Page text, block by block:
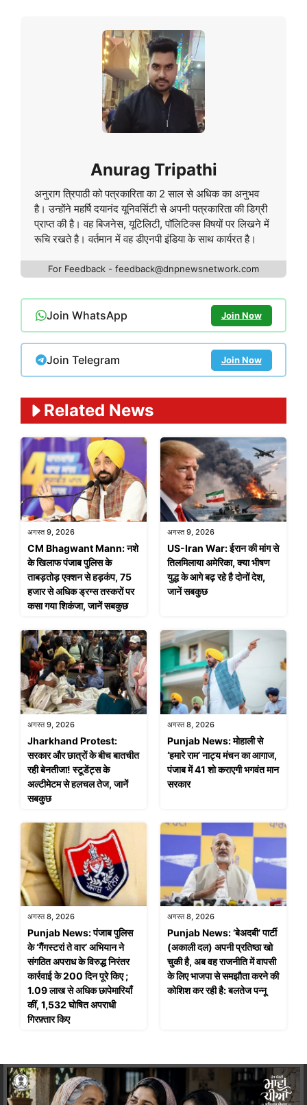
Anurag Tripathi
अनुराग त्रिपाठी को पत्रकारिता का 2 साल से अधिक का अनुभव
है। उन्होंने महर्षि दयानंद यूनिवर्सिटी से अपनी पत्रकारिता की डिग्री
प्राप्त की है। वह बिजनेस, यूटिलिटी, पॉलिटिक्स विषयों पर लिखने में
रूचि रखते है। वर्तमान में वह डीएनपी इंडिया के साथ कार्यरत है।
For Feedback - feedback@dnpnewsnetwork.com
Join WhatsApp Join Now
Join Telegram Join Now
Related News
अगस्त 9, 2026
CM Bhagwant Mann: नशे
के खिलाफ पंजाब पुलिस के
ताबड़तोड़ एक्शन से हड़कंप, 75
हजार से अधिक ड्रग्स तस्करों पर
कसा गया शिकंजा, जानें सबकुछ
अगस्त 9, 2026
US-Iran War: ईरान की मांग से
तिलमिलाया अमेरिका, क्या भीषण
युद्ध के आगे बढ़ रहे है दोनों देश,
जानें सबकुछ
अगस्त 9, 2026
Jharkhand Protest:
सरकार और छात्रों के बीच बातचीत
रही बेनतीजा! स्टूडेंट्स के
अल्टीमेटम से हलचल तेज, जानें
सबकुछ
अगस्त 8, 2026
Punjab News: मोहाली से
‘हमारे राम’ नाट्य मंचन का आगाज,
पंजाब में 41 शो कराएगी भगवंत मान
सरकार
अगस्त 8, 2026
Punjab News: पंजाब पुलिस
के ‘गैंगस्टरां ते वार’ अभियान ने
संगठित अपराध के विरुद्ध निरंतर
कार्रवाई के 200 दिन पूरे किए ;
1.09 लाख से अधिक छापेमारियाँ
कीं, 1,532 घोषित अपराधी
गिरफ़्तार किए
अगस्त 8, 2026
Punjab News: ‘बेअदबी’ पार्टी
(अकाली दल) अपनी प्रतिष्ठा खो
चुकी है, अब वह राजनीति में वापसी
के लिए भाजपा से समझौता करने की
कोशिश कर रही है: बलतेज पन्नू